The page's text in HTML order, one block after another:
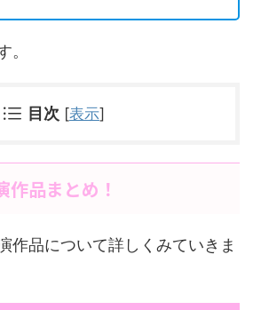
。
目次 [表示]
品まとめ！
作品について詳しくみていきま